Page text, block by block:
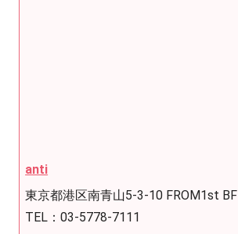
anti
東京都港区南青山5-3-10 FROM1st BF
TEL：03-5778-7111